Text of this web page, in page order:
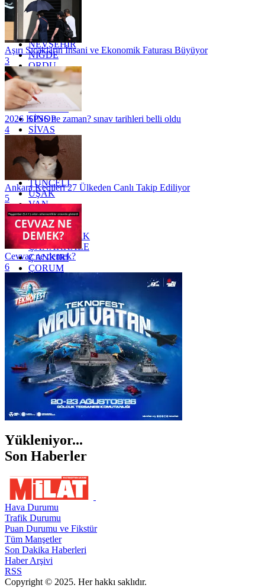
MERSİN
MUĞLA
MUŞ
NEVŞEHİR
NİĞDE
ORDU
OSMANİYE
RİZE
SAKARYA
SAMSUN
SİNOP
SİVAS
SİİRT
TEKİRDAĞ
TOKAT
TRABZON
TUNCELİ
UŞAK
VAN
YALOVA
YOZGAT
ZONGULDAK
ÇANAKKALE
ÇANKIRI
ÇORUM
İSTANBUL
İZMİR
ŞANLIURFA
ŞIRNAK
Aşırı Sıcakların İnsani ve Ekonomik Faturası Büyüyor
3
2026 KPSS ne zaman? sınav tarihleri belli oldu
4
Ankara Kedileri 27 Ülkeden Canlı Takip Ediliyor
5
Cevvaz ne demek?
6
Yükleniyor...
Son Haberler
Hava Durumu
Trafik Durumu
Puan Durumu ve Fikstür
Tüm Manşetler
Son Dakika Haberleri
Haber Arşivi
RSS
Copyright © 2025. Her hakkı saklıdır.